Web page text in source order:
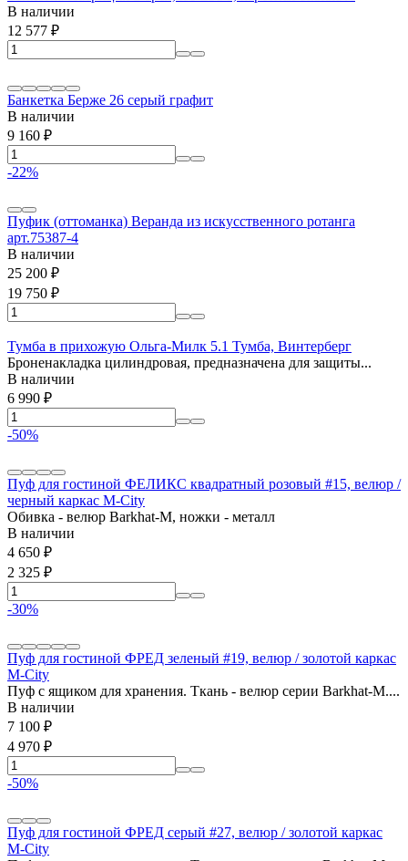
В наличии
12 577 ₽
Банкетка Берже 26 серый графит
В наличии
9 160 ₽
-22%
Пуфик (оттоманка) Веранда из искусственного ротанга
арт.75387-4
В наличии
25 200 ₽
19 750 ₽
Тумба в прихожую Ольга-Милк 5.1 Тумба, Винтерберг
Броненакладка цилиндровая, предназначена для защиты...
В наличии
6 990 ₽
-50%
Пуф для гостиной ФЕЛИКС квадратный розовый #15, велюр /
черный каркас М-City
Обивка - велюр Barkhat-M, ножки - металл
В наличии
4 650 ₽
2 325 ₽
-30%
Пуф для гостиной ФРЕД зеленый #19, велюр / золотой каркас
М-City
Пуф с ящиком для хранения. Ткань - велюр серии Barkhat-M....
В наличии
7 100 ₽
4 970 ₽
-50%
Пуф для гостиной ФРЕД серый #27, велюр / золотой каркас
М-City